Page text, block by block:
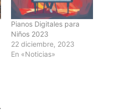
Pianos Digitales para
Niños 2023
22 diciembre, 2023
En «Noticias»